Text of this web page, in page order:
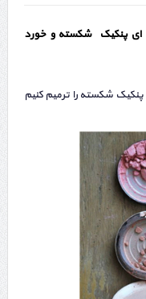
ای پنکیک شکسته و خورد
شکسته را ترمیم کنیم